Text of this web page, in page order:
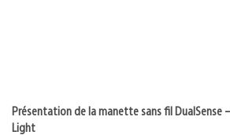
Présentation de la manette sans fil DualSense
Light